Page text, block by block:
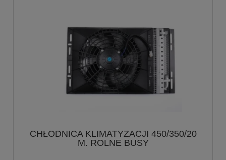
CHŁODNICA KLIMATYZACJI 450/350/20
M. ROLNE BUSY